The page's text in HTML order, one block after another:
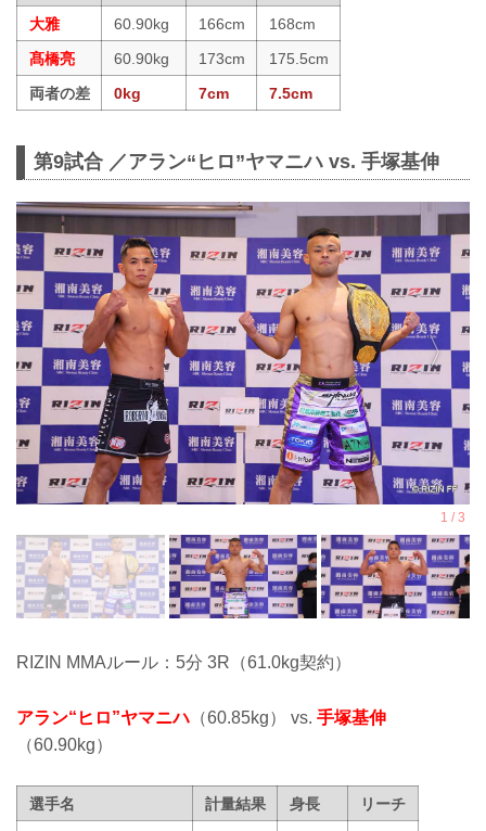
大雅
60.90kg 166cm
168cm
髙橋亮
60.90kg 173cm
175.5cm
両者の差
0kg 7cm 7.5cm
第9試合 ／アラン“ヒロ”ヤマニハ vs. 手塚基伸
RIZIN MMAルール：5分 3R（61.0kg契約）
アラン“ヒロ”ヤマニハ （60.85kg） vs. 手塚基伸
（60.90kg）
選手名 計量結果 身長
リーチ